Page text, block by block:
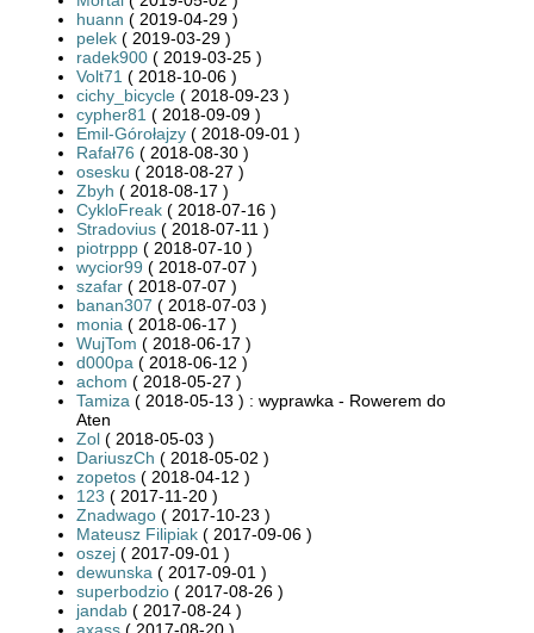
huann ( 2019-04-29 )
pelek ( 2019-03-29 )
radek900 ( 2019-03-25 )
Volt71 ( 2018-10-06 )
cichy_bicycle ( 2018-09-23 )
cypher81 ( 2018-09-09 )
Emil-Górołajzy ( 2018-09-01 )
Rafał76 ( 2018-08-30 )
osesku ( 2018-08-27 )
Zbyh ( 2018-08-17 )
CykloFreak ( 2018-07-16 )
Stradovius ( 2018-07-11 )
piotrppp ( 2018-07-10 )
wycior99 ( 2018-07-07 )
szafar ( 2018-07-07 )
banan307 ( 2018-07-03 )
monia ( 2018-06-17 )
WujTom ( 2018-06-17 )
d000pa ( 2018-06-12 )
achom ( 2018-05-27 )
Tamiza ( 2018-05-13 ) : wyprawka - Rowerem do
Aten
Zol ( 2018-05-03 )
DariuszCh ( 2018-05-02 )
zopetos ( 2018-04-12 )
123 ( 2017-11-20 )
Znadwago ( 2017-10-23 )
Mateusz Filipiak ( 2017-09-06 )
oszej ( 2017-09-01 )
dewunska ( 2017-09-01 )
superbodzio ( 2017-08-26 )
jandab ( 2017-08-24 )
axass ( 2017-08-20 )